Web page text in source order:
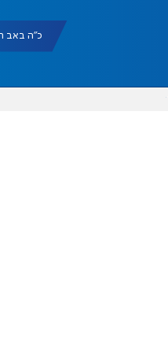
כ"ה באב תשפ"ו